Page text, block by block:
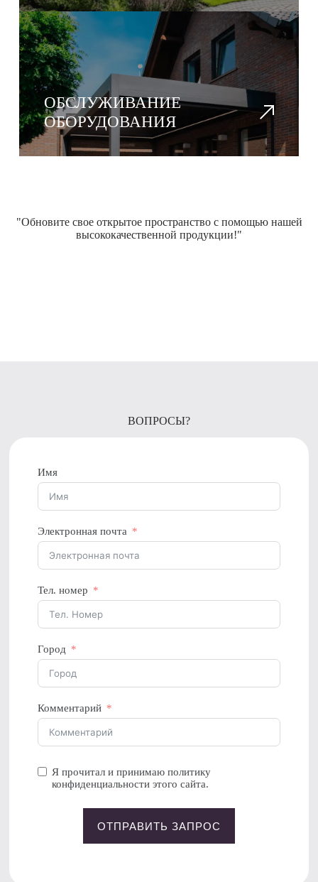
ОБСЛУЖИВАНИЕ
ОБОРУДОВАНИЯ
"Обновите свое открытое пространство с помощью нашей
высококачественной продукции!"
ВОПРОСЫ?
Имя
Электронная почта
Тел. номер
Город
Комментарий
Я прочитал и принимаю политику
конфиденциальности этого сайта.
ОТПРАВИТЬ ЗАПРОС